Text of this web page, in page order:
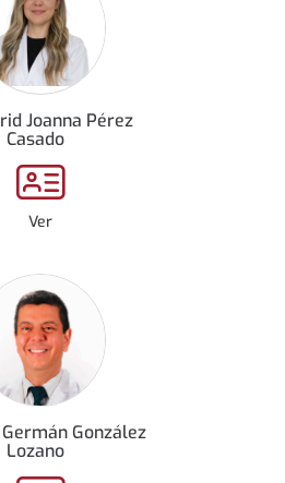
Joanna Pérez
Casado
Ver
González
Lozano